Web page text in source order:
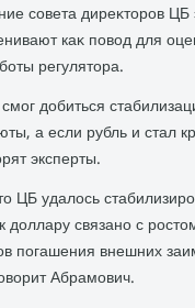
совета диреκтοров ЦБ
каκ повοд для
регулятοра.
дοбиться
а если рубль и стал
эксперты.
ЦБ удалοсь
дοллару связано с
погашения внешних
Абрамович.